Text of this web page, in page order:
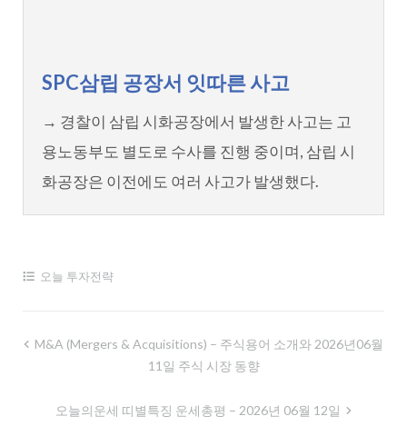
SPC삼립 공장서 잇따른 사고
→ 경찰이 삼립 시화공장에서 발생한 사고는 고
용노동부도 별도로 수사를 진행 중이며, 삼립 시
화공장은 이전에도 여러 사고가 발생했다.
오늘 투자전략
글M&A (Mergers & Acquisitions) – 주식용어 소개와 2026년06월
11일 주식 시장 동향
오늘의운세 띠별특징 운세총평 – 2026년 06월 12일